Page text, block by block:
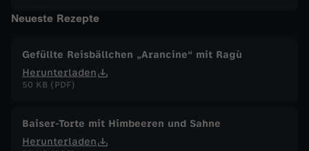
n
e
v
o
Neueste Rezepte
Gefüllte Reisbällchen „Arancine“ mit Ragù
Herunterladen
50 KB (PDF)
Baiser-Torte mit Himbeeren und Sahne
Herunterladen